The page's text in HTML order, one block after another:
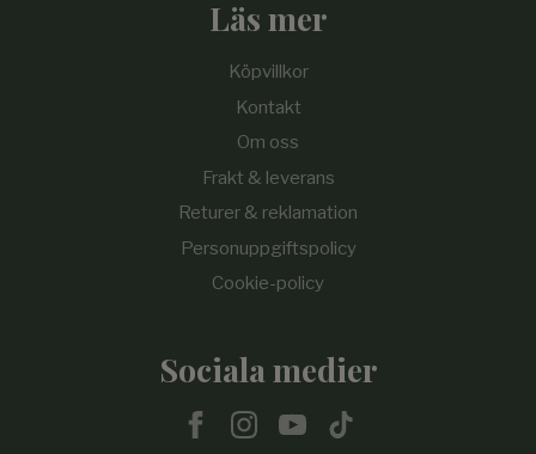
Läs mer
Köpvillkor
Kontakt
Om oss
Frakt & leverans
Returer & reklamation
Personuppgiftspolicy
Cookie-policy
Sociala medier